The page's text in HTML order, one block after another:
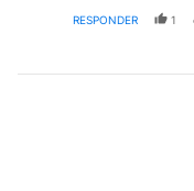
RESPONDER 1